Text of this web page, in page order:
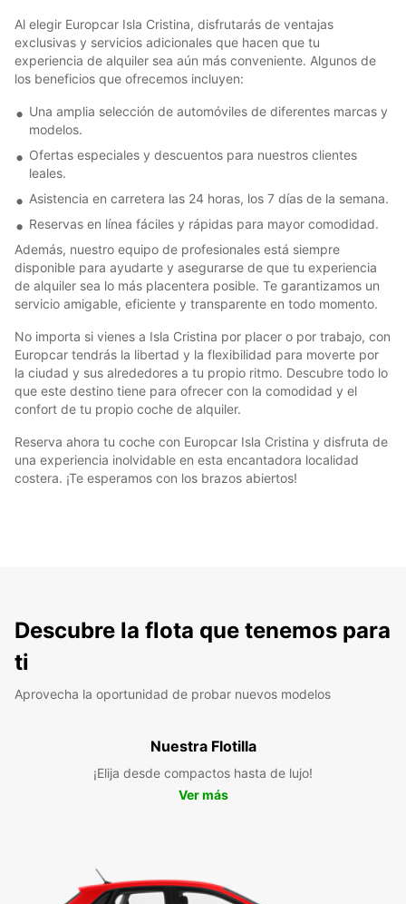
Al elegir Europcar Isla Cristina, disfrutarás de ventajas
exclusivas y servicios adicionales que hacen que tu
experiencia de alquiler sea aún más conveniente. Algunos de
los beneficios que ofrecemos incluyen:
Una amplia selección de automóviles de diferentes marcas y
modelos.
Ofertas especiales y descuentos para nuestros clientes
leales.
Asistencia en carretera las 24 horas, los 7 días de la semana.
Reservas en línea fáciles y rápidas para mayor comodidad.
Además, nuestro equipo de profesionales está siempre
disponible para ayudarte y asegurarse de que tu experiencia
de alquiler sea lo más placentera posible. Te garantizamos un
servicio amigable, eficiente y transparente en todo momento.
No importa si vienes a Isla Cristina por placer o por trabajo, con
Europcar tendrás la libertad y la flexibilidad para moverte por
la ciudad y sus alrededores a tu propio ritmo. Descubre todo lo
que este destino tiene para ofrecer con la comodidad y el
confort de tu propio coche de alquiler.
Reserva ahora tu coche con Europcar Isla Cristina y disfruta de
una experiencia inolvidable en esta encantadora localidad
costera. ¡Te esperamos con los brazos abiertos!
Descubre la flota que tenemos para
ti
Aprovecha la oportunidad de probar nuevos modelos
Nuestra Flotilla
¡Elija desde compactos hasta de lujo!
Ver más